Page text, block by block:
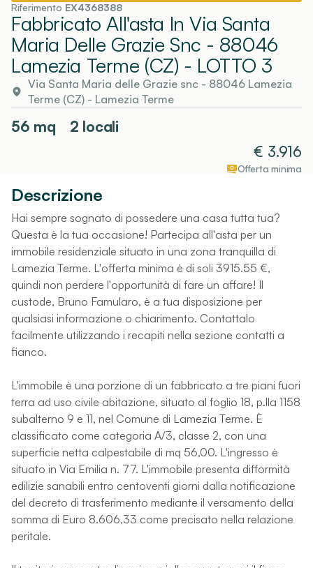
Riferimento EX4368388
Fabbricato All'asta In Via Santa
Maria Delle Grazie Snc - 88046
Lamezia Terme (CZ) - LOTTO 3
Via Santa Maria delle Grazie snc - 88046 Lamezia
Terme (CZ)- Lamezia Terme
56 mq
2 locali
€ 3.916
Offerta minima
Descrizione
Hai sempre sognato di possedere una casa tutta tua?
Questa è la tua occasione! Partecipa all'asta per un
immobile residenziale situato in una zona tranquilla di
Lamezia Terme. L'offerta minima è di soli 3915.55 €,
quindi non perdere l'opportunità di fare un affare! Il
custode, Bruno Famularo, è a tua disposizione per
qualsiasi informazione o chiarimento. Contattalo
facilmente utilizzando i recapiti nella sezione contatti a
fianco.
L'immobile è una porzione di un fabbricato a tre piani fuori
terra ad uso civile abitazione, situato al foglio 18, p.lla 1158
subalterno 9 e 11, nel Comune di Lamezia Terme. È
classificato come categoria A/3, classe 2, con una
superficie netta calpestabile di mq 56,00. L'ingresso è
situato in Via Emilia n. 77. L'immobile presenta difformità
edilizie sanabili entro centoventi giorni dalla notificazione
del decreto di trasferimento mediante il versamento della
somma di Euro 8.606,33 come precisato nella relazione
peritale.